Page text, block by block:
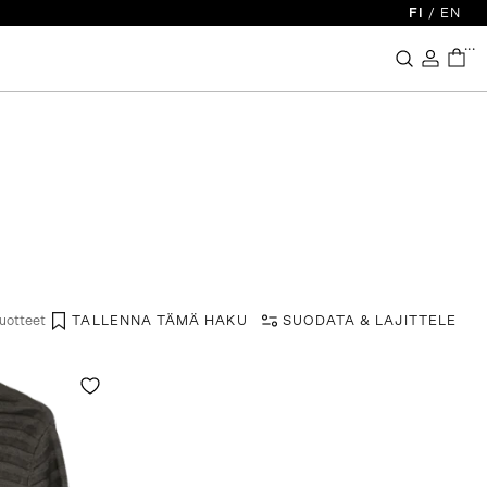
FI / EN
...
TALLENNA TÄMÄ HAKU SUODATA & LAJITTELE